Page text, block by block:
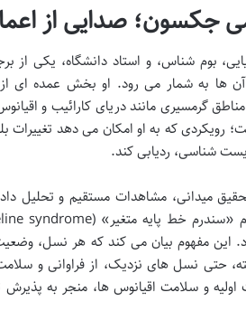
جکسون؛ صدایی از
شناس، و استاد دانشگاه، یکی از
ها به شمار می رود. او بخش عمده ای از
مناطق گرمسیری مانند دریای کارائیب و
که به او امکان می دهد تغییرات
شناسی، ردیابی کند.
میدانی، مشاهدات مستقیم و تحلیل
این مفهوم بیان می کند که هر نسل،
حتی نسل های نزدیک، از فراوانی و
و سلامت اقیانوس ها، منجر به